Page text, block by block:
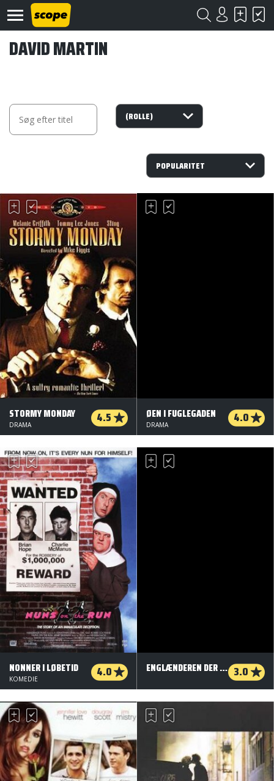
Om
©
Scope
2020
DAVID MARTIN
STORMY MONDAY 4.5
DRAMA
ØEN I FUGLEGADEN 4.0
DRAMA
NONNER I LØBETID 4.0
KOMEDIE
ENGLÆNDEREN DER GIK OP PÅ EN BAKKE MEN KOM NED FRA ET BJERG 3.0